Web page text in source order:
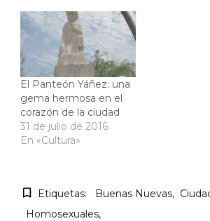
El Panteón Yáñez: una
gema hermosa en el
corazón de la ciudad
31 de julio de 2016
En «Cultura»
Etiquetas: Buenas Nuevas
Homosexuales